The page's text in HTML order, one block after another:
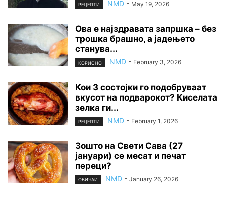
РЕЦЕПТИ NMD - May 19, 2026
Ова е најздравата запршка – без
трошка брашно, а јадењето
станува...
КОРИСНО NMD - February 3, 2026
Кои 3 состојки го подобруваат
вкусот на подварокот? Киселата
зелка ги...
РЕЦЕПТИ NMD - February 1, 2026
Зошто на Свети Сава (27
јануари) се месат и печат
переци?
ОБИЧАИ NMD - January 26, 2026